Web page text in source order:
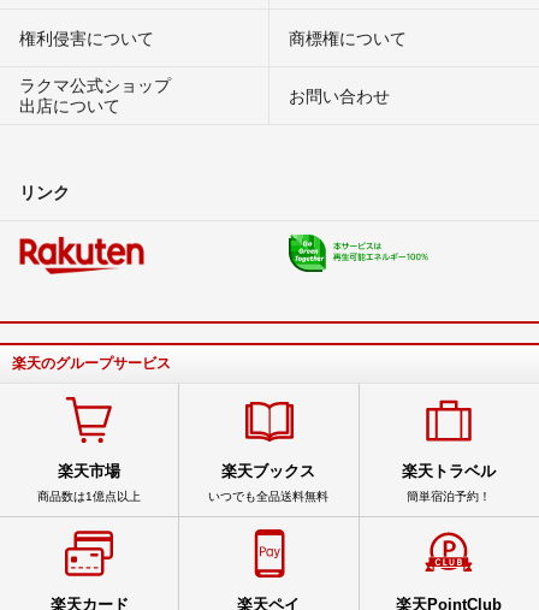
権利侵害について
商標権について
ラクマ公式ショップ
出店について
お問い合わせ
リンク
楽天のグループサービス
楽天市場
商品数は1億点以上
楽天ブックス
いつでも全品送料無料
楽天トラベル
簡単宿泊予約！
楽天カード 楽天ペイ 楽天PointClub